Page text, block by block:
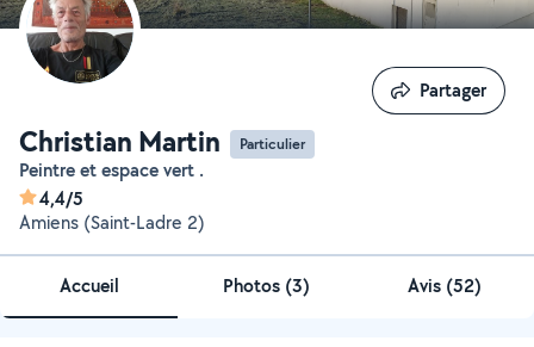
Christian Martin Particulier
Peintre et espace vert .
4,4/5
Amiens (Saint-Ladre 2)
Partager
Partager
Accueil Photos (3) Avis (52)